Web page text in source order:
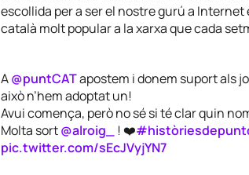
escollida per a ser el nostre gurú a
català molt popular a la xarxa que cada
A@puntCATapostem i donem suport als
això n’hem adoptat un!
Avui comença, però no sé si té clar quin
Molta sort@alroig_ ! ❤️
pic.twitter.com/sEcJVyjYN7